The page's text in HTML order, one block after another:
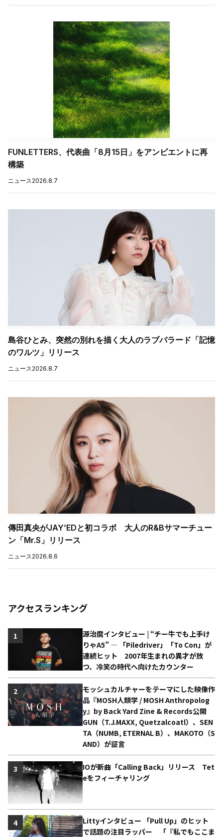
FUNLETTERS、代表曲「8月15日」をアンビエントに再
構築
ニュース 2026.8.7
島谷ひとみ、突然の別れを描く大人のラブバラード「記憶
のワルツ」リリース
ニュース 2026.8.7
傳田真央がJAY’EDと初コラボ 大人のR&Bサマーチュー
ン「Mr.S」リリース
ニュース 2026.8.6
アクセスランキング
源治麿インタビュー | “チー牛でも上手け
りゃA5” ― 「Piledriver」「To Con」が
連続ヒット 2007年生まれの異才が放
つ、冷笑の時代へ向けたカウンター
1
モッシュカルチャーをテーマにした映像作
品『MOSH人類学 / MOSH Anthropolog
y』by Back Yard Zine & Records公開
GUN（T.J.MAXX, Quetzalcoatl）、SEN
TA（NUMB, ETERNAL B）、MAKOTO（S
AND）が証言
2
IOが新曲「Calling Back」リリース Tet
eをフィーチャリング
3
Littyインタビュー 「Pull Up」のヒット
で話題の注目ラッパー 「『私でもここま
4